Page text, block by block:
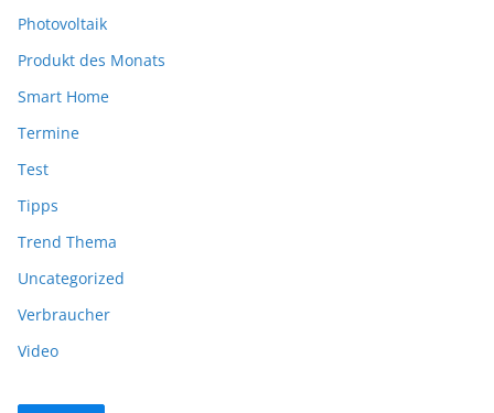
Photovoltaik
Produkt des Monats
Smart Home
Termine
Test
Tipps
Trend Thema
Uncategorized
Verbraucher
Video